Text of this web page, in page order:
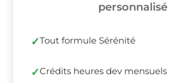
personnalisé
Tout formule Sérénité
Crédits heures dev mensuels